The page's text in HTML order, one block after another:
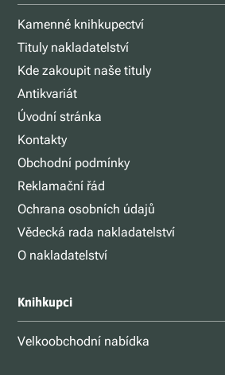
Kamenné knihkupectví
Tituly nakladatelství
Kde zakoupit naše tituly
Antikvariát
Úvodní stránka
Kontakty
Obchodní podmínky
Reklamační řád
Ochrana osobních údajů
Vědecká rada nakladatelství
O nakladatelství
Knihkupci
Velkoobchodní nabídka